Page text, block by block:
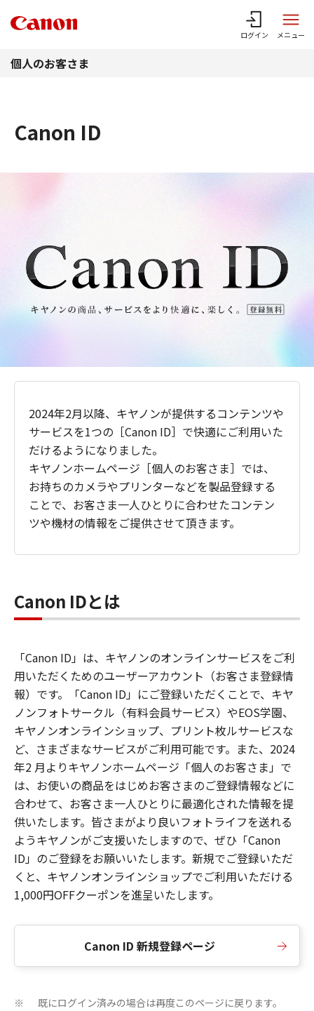
ログイン メニュー
個人のお客さま
Canon ID
2024年2月以降、キヤノンが提供するコンテンツや
サービスを1つの［Canon ID］で快適にご利用いた
だけるようになりました。
キヤノンホームページ［個人のお客さま］では、
お持ちのカメラやプリンターなどを製品登録する
ことで、お客さま一人ひとりに合わせたコンテン
ツや機材の情報をご提供させて頂きます。
Canon IDとは
「Canon ID」は、キヤノンのオンラインサービスをご利
用いただくためのユーザーアカウント（お客さま登録情
報）です。「Canon ID」にご登録いただくことで、キヤ
ノンフォトサークル（有料会員サービス）やEOS学園、
キヤノンオンラインショップ、プリント枚ルサービスな
ど、さまざまなサービスがご利用可能です。また、2024
年2 月よりキヤノンホームページ「個人のお客さま」で
は、お使いの商品をはじめお客さまのご登録情報などに
合わせて、お客さま一人ひとりに最適化された情報を提
供いたします。皆さまがより良いフォトライフを送れる
ようキヤノンがご支援いたしますので、ぜひ「Canon
ID」のご登録をお願いいたします。新規でご登録いただ
くと、キヤノンオンラインショップでご利用いただける
1,000円OFFクーポンを進呈いたします。
Canon ID 新規登録ページ
※ 既にログイン済みの場合は再度このページに戻ります。